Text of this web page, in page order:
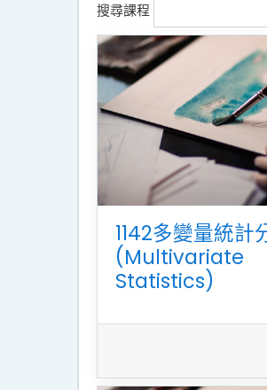
搜尋課程
1142多變量統計
(Multivariate
Statistics)